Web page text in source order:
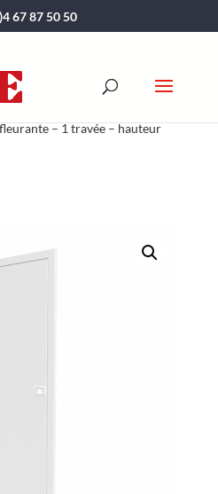
67 87 50 50
/
– 1 travée – hauteur